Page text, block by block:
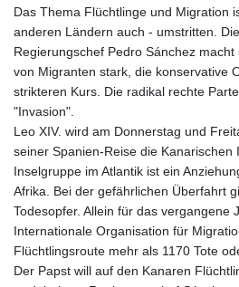
Das Thema Flüchtlinge und Migration
anderen Ländern auch - umstritten.
Regierungschef Pedro Sánchez
von Migranten stark, die konservative
strikteren Kurs. Die radikal rechte
"Invasion".
Leo XIV. wird am Donnerstag und
seiner Spanien-Reise die Kanarischen
Inselgruppe im Atlantik ist ein
Afrika. Bei der gefährlichen Überfahrt
Todesopfer. Allein für das vergangene
Internationale Organisation für
Flüchtlingsroute mehr als 1170 Tote
Der Papst will auf den Kanaren